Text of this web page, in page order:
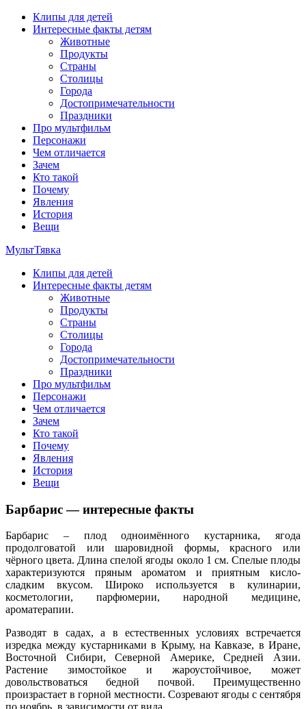
Перейти
содержимому
Клипы для детей
Интересные факты детям
Животные
Продукты
Страны
Столицы
Города
Достопримечательности
Праздники
Про мультфильм
Персонажи
Чем отличается
Зачем
Кто такой
Почему
Явления
История
Вещи
МультТявка
интересные факты про страны, столицы и города, клипы из
мультфильмов, мульт-клипы, песни из мультиков, детские
клипы, интересные факты о мультфильмах и про персонажей
мультфильмов
Клипы для детей
Интересные факты детям
Животные
Продукты
Страны
Столицы
Города
Достопримечательности
Праздники
Про мультфильм
Персонажи
Чем отличается
Зачем
Кто такой
Почему
Явления
История
Вещи
Барбарис — интересные факты
Барбарис – плод одноимённого кустарника, ягода
продолговатой или шаровидной формы, красного или
чёрного цвета. Длина спелой ягоды около 1 см. Спелые плоды
характеризуются пряным ароматом и приятным кисло-
сладким вкусом. Широко используется в кулинарии,
косметологии, парфюмерии, народной медицине,
ароматерапии.
Разводят в садах, а в естественных условиях встречается
изредка между кустарниками в Крыму, на Кавказе, в Иране,
Восточной Сибири, Северной Америке, Средней Азии.
Растение зимостойкое и жароустойчивое, может
довольствоваться бедной почвой. Преимущественно
произрастает в горной местности. Созревают ягоды с сентября